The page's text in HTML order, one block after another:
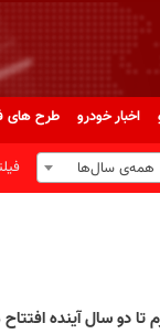
اخبار خودرو طرح های
همه‌ی سال‌ها
دو سال آینده